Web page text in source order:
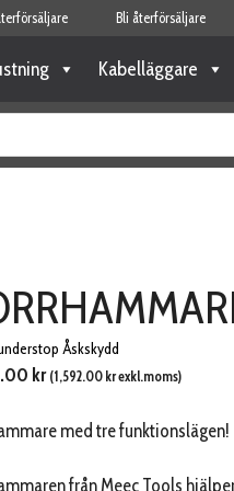
Bli återförsäljare
Kabelläggare
Åskskydd
kr (1,592.00 krexkl.moms)
med tre funktionslägen!
från Meec Tools